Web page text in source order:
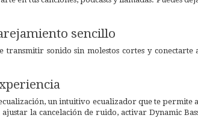
sencillo
sonido sin molestos cortes y conectarte
un intuitivo ecualizador que te
la cancelación de ruido, activar Dynamic